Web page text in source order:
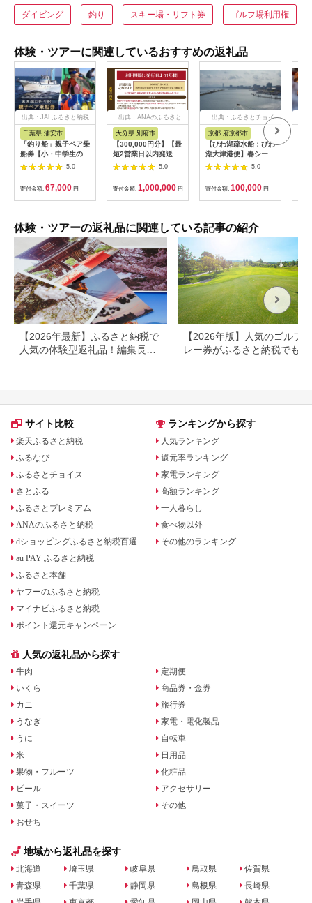
ダイビング 釣り スキー場・リフト券 ゴルフ場利用権
体験・ツアーに関連しているおすすめの返礼品
出典：JALふるさと納税
千葉県 浦安市
「釣り船」親子ペア乗
船券【小・中学生のお
子様】
5.0
寄付金額: 67,000 円
出典：ANAのふるさと
大分県 別府市
【300,000円分】【最
短2営業日以内発送】
別府市内の旅館やホテ
ルで使用できる宿泊補
助券 楽しい旅の思い
出を！ 宿泊券 大分県
別府市 3000円 15000
円 30万円 ホテル 旅
館 温泉 旅行 観光 ト
ラベル 宿泊補助券 チ
ケット クーポン 宿泊
お泊り 別府温泉 別府
観光 地獄めぐり 旅 お
すすめ 人気 体験型 節
約_B030-007
5.0
寄付金額: 1,000,000 円
出典：ふるさとチョイ
京都 府京都市
【びわ湖疏水船：びわ
湖大津港便】春シーズ
ン先行予約権（２名様
分の乗船予約の権利）
5.0
寄付金額: 100,000 円
体験・ツアーの返礼品に関連している記事の紹介
【2026年最新】ふるさと納税で
人気の体験型返礼品！編集長お
【2026年版】人気のゴルフ
レー券がふるさと納税でもら
サイト比較
楽天ふるさと納税
ふるなび
ふるさとチョイス
さとふる
ふるさとプレミアム
ANAのふるさと納税
dショッピングふるさと納税百選
au PAY ふるさと納税
ふるさと本舗
ヤフーのふるさと納税
マイナビふるさと納税
ポイント還元キャンペーン
ランキングから探す
人気ランキング
還元率ランキング
家電ランキング
高額ランキング
一人暮らし
食べ物以外
その他のランキング
人気の返礼品から探す
牛肉
いくら
カニ
うなぎ
うに
米
果物・フルーツ
ビール
菓子・スイーツ
おせち
定期便
商品券・金券
旅行券
家電・電化製品
自転車
日用品
化粧品
アクセサリー
その他
地域から返礼品を探す
北海道
青森県
埼玉県
千葉県
岐阜県
静岡県
鳥取県
島根県
佐賀県
長崎県